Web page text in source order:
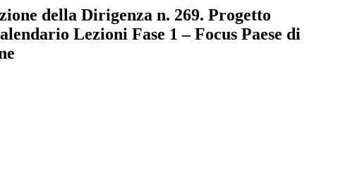
della Dirigenza n. 269. Progetto
Lezioni Fase 1 – Focus Paese di